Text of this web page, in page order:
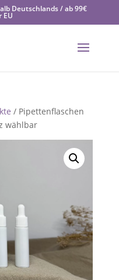
Deutschlands / ab 99€
EU
/ Pipettenflaschen
wählbar